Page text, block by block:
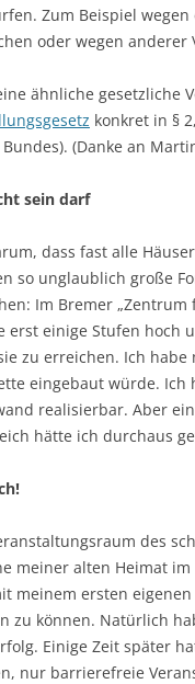
Zum Beispiel
oder wegen anderer
ähnliche gesetzliche
konkret in §
(Danke an
sein darf
dass fast alle
so unglaublich große
Im Bremer
erst einige Stufen hoch
zu erreichen. Ich
eingebaut würde.
realisierbar. Aber
hätte ich durchaus
des
meiner alten Heimat
meinem ersten
zu können. Natürlich
Einige Zeit später
nur barrierefreie